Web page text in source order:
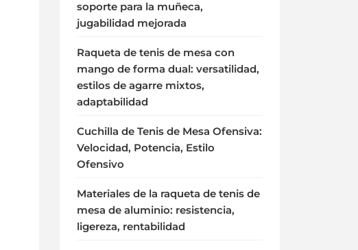
soporte para la muñeca,
jugabilidad mejorada
Raqueta de tenis de mesa con
mango de forma dual: versatilidad,
estilos de agarre mixtos,
adaptabilidad
Cuchilla de Tenis de Mesa Ofensiva:
Velocidad, Potencia, Estilo
Ofensivo
Materiales de la raqueta de tenis de
mesa de aluminio: resistencia,
ligereza, rentabilidad